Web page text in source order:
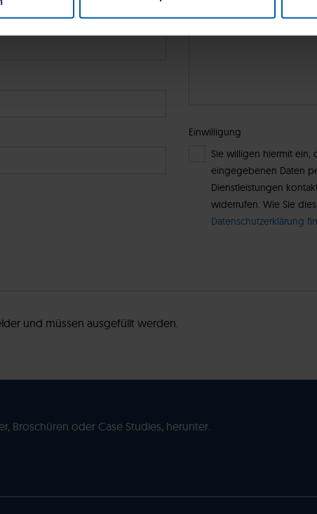
Einwilligung
Sie willigen hiermit ein,
eingegebenen Daten
Dienstleistungen
widerrufen. Wie Sie
Datenschutzerklärung
und müssen ausgefüllt werden.
Broschüren oder Case Studies, herunter.